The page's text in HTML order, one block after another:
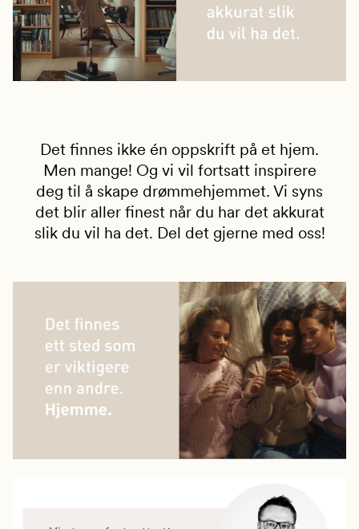
Det finnes ikke én oppskrift på et hjem.
Men mange! Og vi vil fortsatt inspirere
deg til å skape drømmehjemmet. Vi syns
det blir aller finest når du har det akkurat
slik du vil ha det. Del det gjerne med oss!